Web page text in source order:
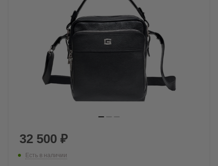
32 500 ₽
Есть в наличии